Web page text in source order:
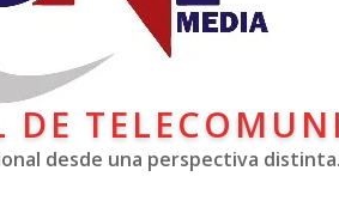
desde una perspectiva distinta.